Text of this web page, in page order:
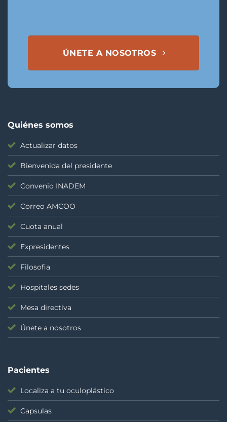
ÚNETE A NOSOTROS
Quiénes somos
Actualizar datos
Bienvenida del presidente
Convenio INADEM
Correo AMCOO
Cuota anual
Expresidentes
Filosofia
Hospitales sedes
Mesa directiva
Únete a nosotros
Pacientes
Localiza a tu oculoplástico
Capsulas